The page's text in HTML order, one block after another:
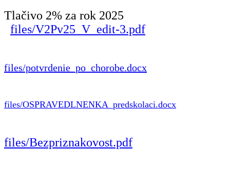
Tlačivo 2% za rok 2025
files/V2Pv25_V_edit-3.pdf
files/potvrdenie_po_chorobe.docx
files/OSPRAVEDLNENKA_predskolaci.docx
files/Bezpriznakovost.pdf